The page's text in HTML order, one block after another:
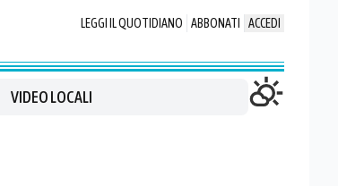
LEGGI IL QUOTIDIANO ABBONATI ACCEDI
VIDEO LOCALI